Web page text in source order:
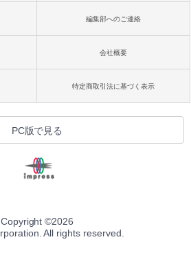
編集部へのご連絡
会社概要
特定商取引法に基づく表示
PC版で見る
Copyright ©2026
All rights reserved.